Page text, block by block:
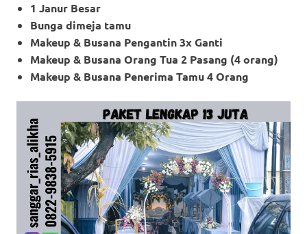
1 Janur Besar
Bunga dimeja tamu
Makeup & Busana Pengantin 3x Ganti
Makeup & Busana Orang Tua 2 Pasang (4 orang)
Makeup & Busana Penerima Tamu 4 Orang